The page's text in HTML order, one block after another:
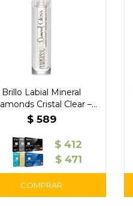
Brillo Labial Mineral
Cristal Clear –
Physicians
$ 589
$ 412
$ 471